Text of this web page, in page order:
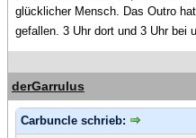
glücklicher Mensch. Das Outro
gefallen. 3 Uhr dort und 3 Uhr bei
derGarrulus
Carbuncle schrieb: